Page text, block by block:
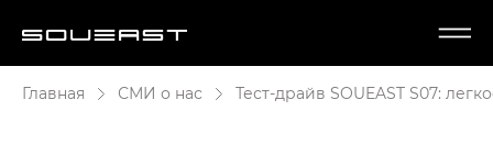
Главная СМИ о нас Тест-драйв SOUEAST S07: